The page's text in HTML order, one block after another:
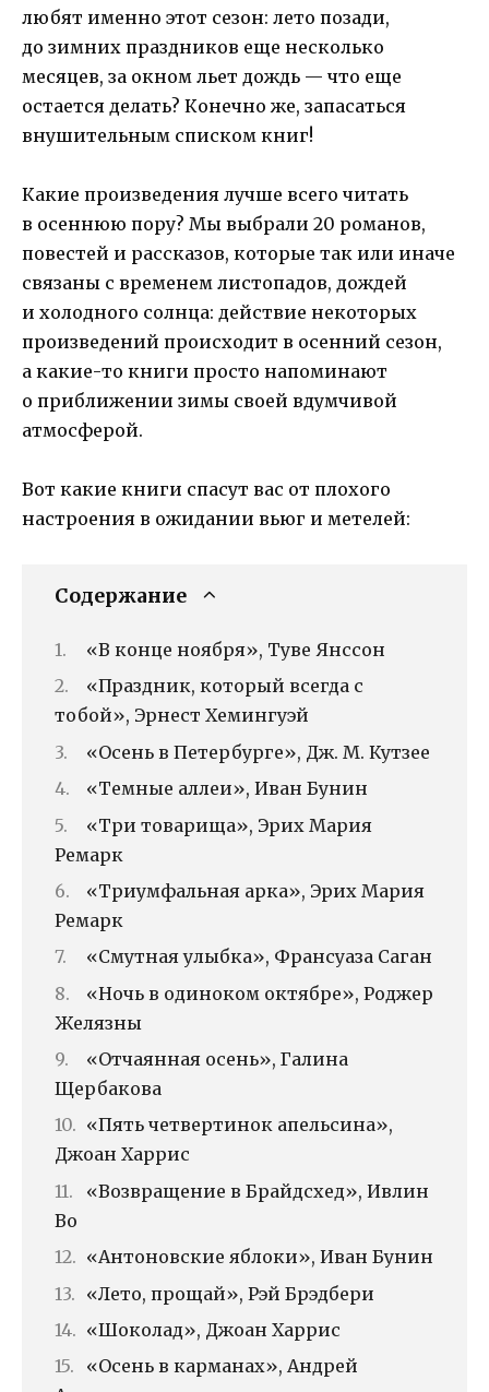
любят именно этот сезон: лето позади,
до зимних праздников еще несколько
месяцев, за окном льет дождь — что еще
остается делать? Конечно же, запасаться
внушительным списком книг!
Какие произведения лучше всего читать
в осеннюю пору? Мы выбрали 20 романов,
повестей и рассказов, которые так или иначе
связаны с временем листопадов, дождей
и холодного солнца: действие некоторых
произведений происходит в осенний сезон,
а какие-то книги просто напоминают
о приближении зимы своей вдумчивой
атмосферой.
Вот какие книги спасут вас от плохого
настроения в ожидании вьюг и метелей:
Содержание
«В конце ноября», Туве Янссон
«Праздник, который всегда с
тобой», Эрнест Хемингуэй
«Осень в Петербурге», Дж. М. Кутзее
«Темные аллеи», Иван Бунин
«Три товарища», Эрих Мария
Ремарк
«Триумфальная арка», Эрих Мария
Ремарк
«Смутная улыбка», Франсуаза Саган
«Ночь в одиноком октябре», Роджер
Желязны
«Отчаянная осень», Галина
Щербакова
«Пять четвертинок апельсина»,
Джоан Харрис
«Возвращение в Брайдсхед», Ивлин
Во
«Антоновские яблоки», Иван Бунин
«Лето, прощай», Рэй Брэдбери
«Шоколад», Джоан Харрис
«Осень в карманах», Андрей